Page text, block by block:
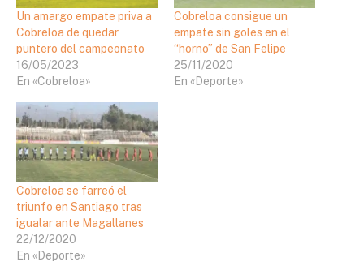
Un amargo empate priva a
Cobreloa de quedar
puntero del campeonato
16/05/2023
En «Cobreloa»
Cobreloa consigue un
empate sin goles en el
“horno” de San Felipe
25/11/2020
En «Deporte»
Cobreloa se farreó el
triunfo en Santiago tras
igualar ante Magallanes
22/12/2020
En «Deporte»